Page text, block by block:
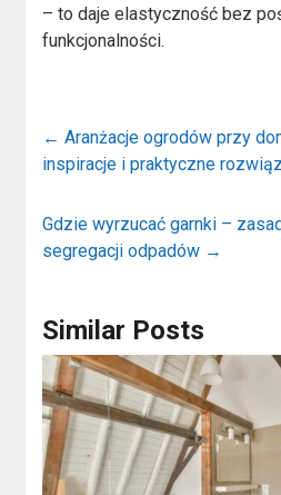
– to daje elastyczność bez
funkcjonalności.
← Aranżacje ogrodów przy
inspiracje i praktyczne
Gdzie wyrzucać garnki –
segregacji odpadów →
Similar Posts